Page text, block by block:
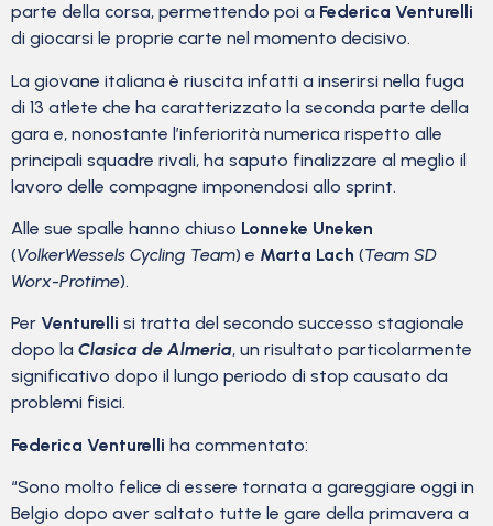
parte della corsa, permettendo poi a Federica Venturelli
di giocarsi le proprie carte nel momento decisivo.
La giovane italiana è riuscita infatti a inserirsi nella fuga
di 13 atlete che ha caratterizzato la seconda parte della
gara e, nonostante l’inferiorità numerica rispetto alle
principali squadre rivali, ha saputo finalizzare al meglio il
lavoro delle compagne imponendosi allo sprint.
Alle sue spalle hanno chiuso Lonneke Uneken
(VolkerWessels Cycling Team) e Marta Lach (Team SD
Worx-Protime).
Per Venturelli si tratta del secondo successo stagionale
dopo la Clasica de Almeria, un risultato particolarmente
significativo dopo il lungo periodo di stop causato da
problemi fisici.
Federica Venturelli ha commentato:
“Sono molto felice di essere tornata a gareggiare oggi in
Belgio dopo aver saltato tutte le gare della primavera a